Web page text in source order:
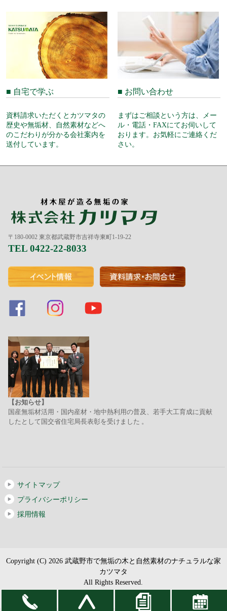
■ 自宅で学ぶ
資料請求いただくとカツマタの
歴史や無垢材、自然素材などへ
のこだわりが分かる会社案内を
送付しています。
■ お問い合わせ
まずはご相談という方は、メー
ル・電話・FAXにてお伺いして
おります。お気軽にご連絡くだ
さい。
〒180-0002 東京都武蔵野市吉祥寺東町1-19-22
TEL 0422-22-8033
【お知らせ】
国産無垢材活用・国内産材・地中熱利用の普及、若手大工育成に貢献
したとして国交省住宅局長表彰を受けました 。
サイトマップ
プライバシーポリシー
採用情報
Copyright (C) 2026 武蔵野市で無垢の木と自然素材のナチュラルな家
カツマタ
All Rights Reserved.